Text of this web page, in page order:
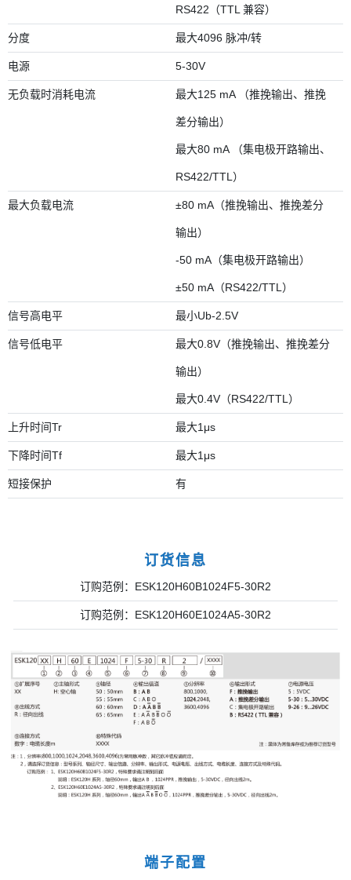
RS422（TTL 兼容）
分度 最大4096 脉冲/转
电源 5-30V
无负载时消耗电流 最大125 mA （推挽输出、推挽
差分输出）
最大80 mA （集电极开路输出、
RS422/TTL）
最大负载电流 ±80 mA（推挽输出、推挽差分
输出）
-50 mA（集电极开路输出）
±50 mA（RS422/TTL）
信号高电平 最小Ub-2.5V
信号低电平 最大0.8V（推挽输出、推挽差分
输出）
最大0.4V（RS422/TTL）
上升时间Tr 最大1μs
下降时间Tf 最大1μs
短接保护 有
订货信息
订购范例：ESK120H60B1024F5-30R2
订购范例：ESK120H60E1024A5-30R2
端子配置